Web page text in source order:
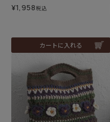
¥1,958税込
カートに入れる